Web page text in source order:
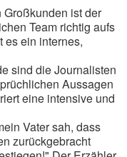
ist der
Team richtig aufs
es ein internes,
sind die Journalisten
Aussagen
eine intensive und
Vater sah, dass
zurückgebracht